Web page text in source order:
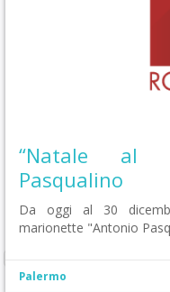
“Natale al
Pasqualino
Da oggi al 30
marionette "Antonio
Palermo